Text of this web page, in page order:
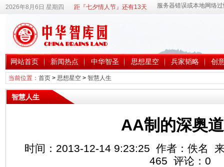
2026年8月6日 星期四 距『七夕情人节』还有13天
网站首页 新闻热点 中华智圣 思想星空 兵家韬略 创
当前位置： 首页> 思想星空> 智慧人生
智慧人生
AA制的深奥
时间：2013-12-14 9:23:25 作者：佚名
465 评论： 0